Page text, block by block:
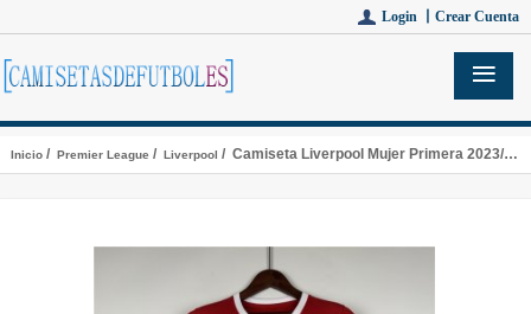
Login 丨 Crear Cuenta
Inicio/ Premier League / Liverpool / Camiseta Liverpool Mujer Primera 2023/2024